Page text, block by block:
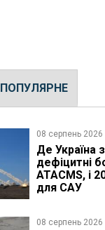
ПОПУЛЯРНЕ
08 серпень 2026
Де Україна
дефіцитні
ATACMS, і
для САУ
08 серпень 2026